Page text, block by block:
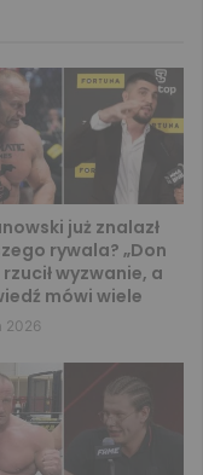
już znalazł
rywala? „Don
rzucił wyzwanie, a
mówi wiele
2026